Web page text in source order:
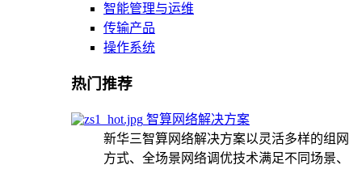
智能管理与运维
传输产品
操作系统
热门推荐
智算网络解决方案
新华三智算网络解决方案以灵活多样的组网
方式、全场景网络调优技术满足不同场景、